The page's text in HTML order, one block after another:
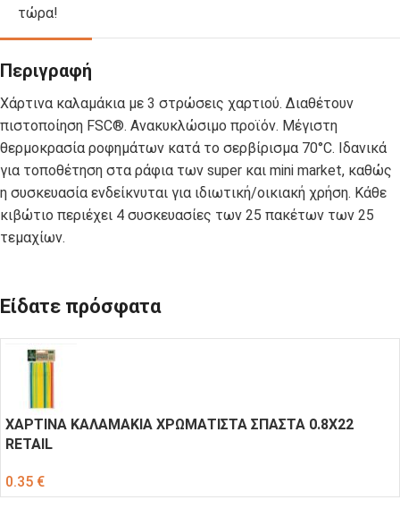
τώρα!
Περιγραφή
Χάρτινα καλαμάκια με 3 στρώσεις χαρτιού. Διαθέτουν
πιστοποίηση FSC®. Ανακυκλώσιμο προϊόν. Μέγιστη
θερμοκρασία ροφημάτων κατά το σερβίρισμα 70°C. Ιδανικά
για τοποθέτηση στα ράφια των super και mini market, καθώς
η συσκευασία ενδείκνυται για ιδιωτική/οικιακή χρήση. Κάθε
κιβώτιο περιέχει 4 συσκευασίες των 25 πακέτων των 25
τεμαχίων.
Είδατε πρόσφατα
ΧΑΡΤΙΝΑ ΚΑΛΑΜΑΚΙΑ ΧΡΩΜΑΤΙΣΤΑ ΣΠΑΣΤΑ 0.8Χ22
RETAIL
0.35 €